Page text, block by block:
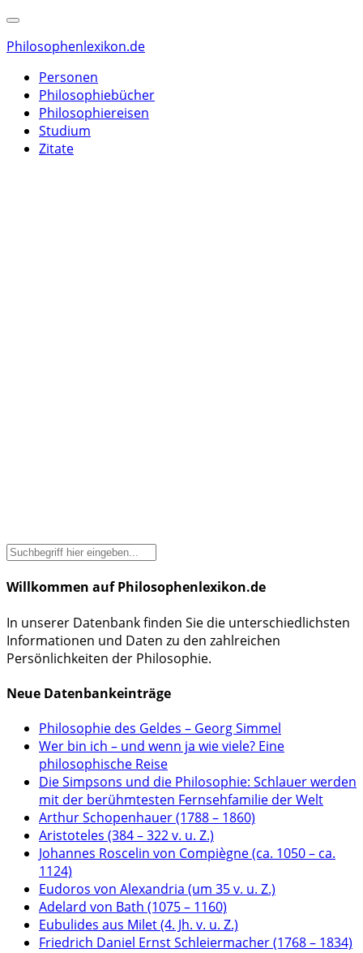
Philosophenlexikon.de
Personen
Philosophiebücher
Philosophiereisen
Studium
Zitate
Willkommen auf Philosophenlexikon.de
In unserer Datenbank finden Sie die unterschiedlichsten
Informationen und Daten zu den zahlreichen
Persönlichkeiten der Philosophie.
Neue Datenbankeinträge
Philosophie des Geldes – Georg Simmel
Wer bin ich – und wenn ja wie viele? Eine
philosophische Reise
Die Simpsons und die Philosophie: Schlauer werden
mit der berühmtesten Fernsehfamilie der Welt
Arthur Schopenhauer (1788 – 1860)
Aristoteles (384 – 322 v. u. Z.)
Johannes Roscelin von Compiègne (ca. 1050 – ca.
1124)
Eudoros von Alexandria (um 35 v. u. Z.)
Adelard von Bath (1075 – 1160)
Eubulides aus Milet (4. Jh. v. u. Z.)
Friedrich Daniel Ernst Schleiermacher (1768 – 1834)